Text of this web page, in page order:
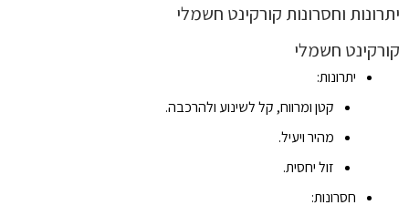
יתרונות וחסרונות קורקינט חשמלי
קורקינט חשמלי
יתרונות:
קטן ומרווח, קל לשינוע ולהרכבה.
מהיר ויעיל.
זול יחסית.
חסרונות: